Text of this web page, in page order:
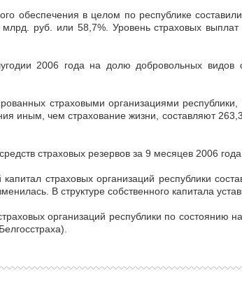
обеспечения в целом по республике
руб. или 58,7%. Уровень страховых
2006 года на долю добровольных видов
страховыми организациями
иным, чем страхование жизни, составляют
страховых резервов за 9 месяцев 2006
страховых организаций республики
В структуре собственного капитала
организаций республики по состоянию